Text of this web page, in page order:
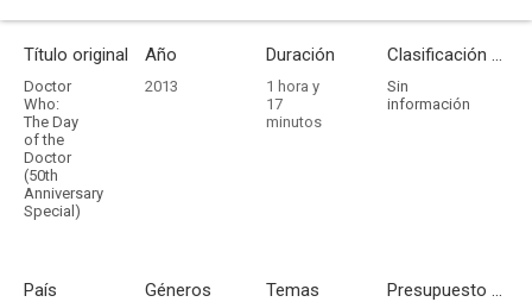
Título original
Doctor
Who:
The Day
of the
Doctor
(50th
Anniversary
Special)
Año
2013
Duración
1 hora y
17
minutos
Clasificación por edades
Sin
información
País Géneros Temas Presupuesto - Ingresos